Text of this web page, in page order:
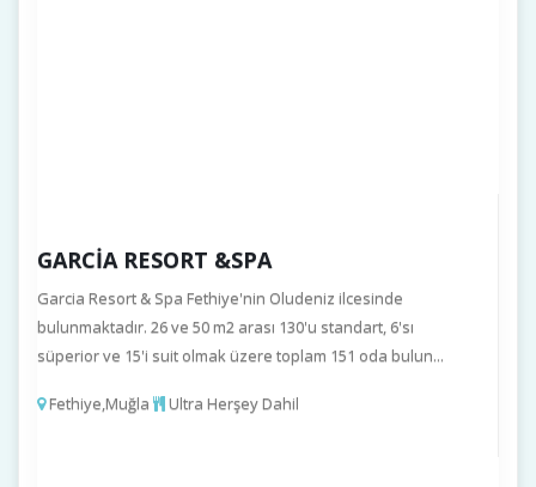
GARCIA RESORT &SPA
Garcia Resort & Spa Fethiye'nin Oludeniz ilcesinde
bulunmaktadır. 26 ve 50 m2 arası 130'u standart, 6'sı
süperior ve 15'i suit olmak üzere toplam 151 oda bulun...
Fethiye,Muğla Ultra Herşey Dahil